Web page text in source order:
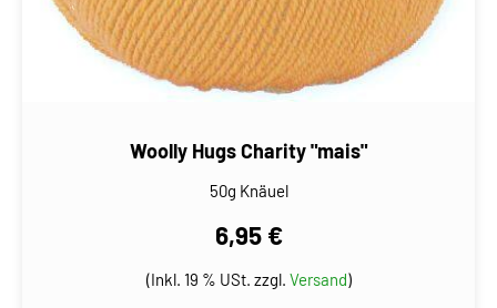
Woolly Hugs Charity "mais"
50g Knäuel
6,95 €
(Inkl. 19 % USt. zzgl. Versand)